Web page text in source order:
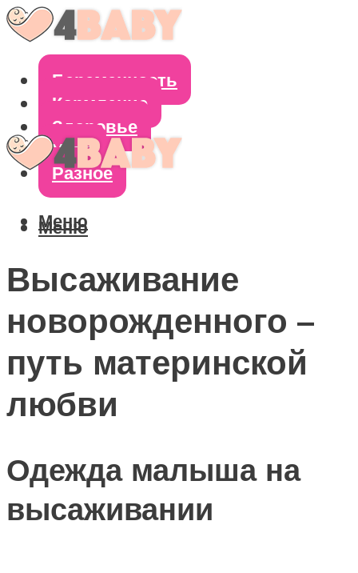
Беременность
Кормление
Здоровье
Уход
Разное
Меню
Меню
Высаживание
новорожденного –
путь материнской
любви
Одежда малыша на
высаживании